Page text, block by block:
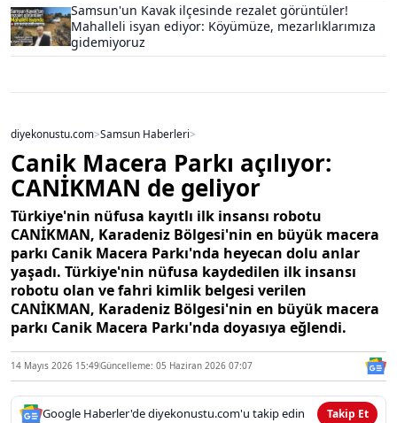
Samsun'un Kavak ilçesinde rezalet görüntüler!
Mahalleli isyan ediyor: Köyümüze, mezarlıklarımıza
gidemiyoruz
diyekonustu.com>Samsun Haberleri>
Canik Macera Parkı açılıyor:
CANİKMAN de geliyor
Türkiye'nin nüfusa kayıtlı ilk insansı robotu
CANİKMAN, Karadeniz Bölgesi'nin en büyük macera
parkı Canik Macera Parkı'nda heyecan dolu anlar
yaşadı. Türkiye'nin nüfusa kaydedilen ilk insansı
robotu olan ve fahri kimlik belgesi verilen
CANİKMAN, Karadeniz Bölgesi'nin en büyük macera
parkı Canik Macera Parkı'nda doyasıya eğlendi.
14 Mayıs 2026 15:49Güncelleme: 05 Haziran 2026 07:07
Google Haberler'de diyekonustu.com'u takip edin Takip Et